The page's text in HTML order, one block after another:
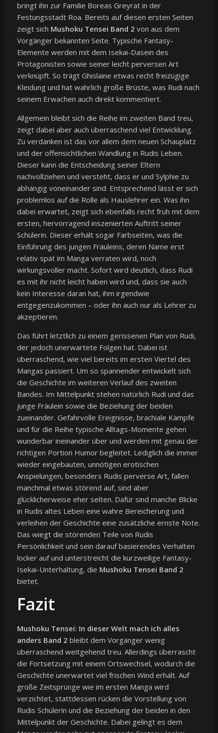
bringt ihn zur Familie Boreas Greyrat in der
Festungsstadt Roa. Bereits auf diesen ersten Seiten
zeigt sich Mushoku Tensei Band 2 von aus dem
Vorgänger bekannten Seite. Typische Fantasy-
Elemente werden mit dem Isekai-Dasein des
Protagonisten sowie seiner leicht perversen Art
verknüpft. So trägt Ghislaine etwas recht freizügige
Kleidung und hat wahrlich große Brüste, was Rudi nach
seinem Erwachen auch direkt kommentiert.
Allgemein bleibt sich die Reihe im zweiten Band treu,
zeigt dabei aber auch überraschend viel Entwicklung.
Zu verdanken ist das vor allem dem neuen Schauplatz
und der offensichtlichen Wandlung in Rudis Leben.
Dieser kann die Entscheidung seiner Eltern
nachvollziehen und versteht, dass er und Sylphie zu
abhängig voneinander sind. Entsprechend lässt er sich
problemlos auf die Rolle als Hauslehrer ein. Was ihn
dabei erwartet, zeigt sich ebenfalls recht früh mit dem
ersten, hervorragend inszenierten Auftritt seiner
Schülerin. Dieser erhält sogar Farbseiten, was die
Einführung des jungen Fräuleins, deren Name erst
relativ spät im Manga verraten wird, noch
wirkungsvoller macht. Sofort wird deutlich, dass Rudi
es mit ihr nicht leicht haben wird und, dass sie auch
kein Interesse daran hat, ihm irgendwie
entgegenzukommen – oder ihn auch nur als Lehrer zu
akzeptieren.
Das führt letztlich zu einem gerissenen Plan von Rudi,
der jedoch unerwartete Folgen hat. Dabei ist
überraschend, wie viel bereits im ersten Viertel des
Mangas passiert. Um so spannender entwickelt sich
die Geschichte im weiteren Verlauf des zweiten
Bandes. Im Mittelpunkt stehen natürlich Rudi und das
junge Fräulein sowie die Beziehung der beiden
zueinander. Gefahrvolle Ereignisse, brachiale Kämpfe
und für die Reihe typische Alltags-Momente gehen
wunderbar ineinander über und werden mit genau der
richtigen Portion Humor begleitet. Lediglich die immer
wieder eingebauten, unnötigen erotischen
Anspielungen, besonders Rudis perverse Art, fallen
manchmal etwas störend auf, sind aber
glücklicherweise eher selten. Dafür sind manche Blicke
in Rudis altes Leben eine wahre Bereicherung und
verleihen der Geschichte eine zusätzliche ernste Note.
Das wiegt die störenden Teile von Rudis
Persönlichkeit und sein darauf basierendes Verhalten
locker auf und unterstreicht die kurzweilige Fantasy-
Isekai-Unterhaltung, die Mushoku Tensei Band 2
bietet.
Fazit
Mushoku Tensei: In dieser Welt mach ich alles
anders Band 2 bleibt dem Vorgänger wenig
überraschend weitgehend treu. Allerdings überrascht
die Fortsetzung mit einem Ortswechsel, wodurch die
Geschichte unerwartet viel frischen Wind erhält. Auf
große Zeitsprünge wie im ersten Manga wird
verzichtet, stattdessen rücken die Vorstellung von
Rudis Schülerin und die Beziehung der beiden in den
Mittelpunkt der Geschichte. Dabei gelingt es dem